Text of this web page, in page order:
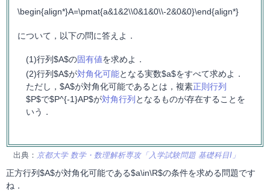
\begin{align*}A=\pmat{a&1&2\\0&1&0\\-2&0&0}\end{align*}
について，以下の問に答えよ．
行列$A$の固有値を求めよ．
行列$A$が対角化可能となる実数$a$をすべて求めよ．
ただし，$A$が対角化可能であるとは，複素正則行列
$P$で$P^{-1}AP$が対角行列となるものが存在することを
いう．
出典： 京都大学 数学・数理解析専攻「入学試験問題 基礎科目I」
正方行列$A$が対角化可能である$a\in\R$の条件を求める問題です
ね．